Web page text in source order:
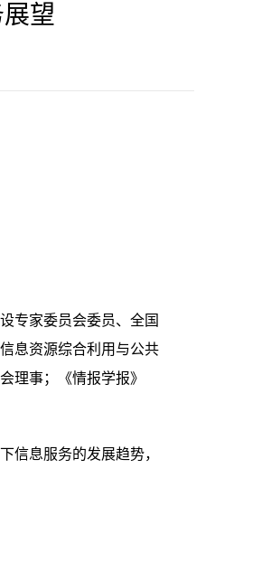
望
专家委员会委员、全国
息资源综合利用与公共
理事；《情报学报》
信息服务的发展趋势，